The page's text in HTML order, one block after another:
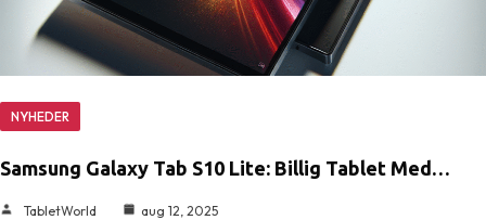
NYHEDER
Samsung Galaxy Tab S10 Lite: Billig Tablet Med…
TabletWorld aug 12, 2025